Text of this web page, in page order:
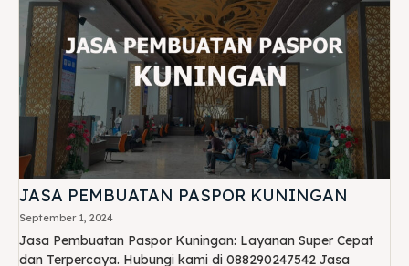
JASA PEMBUATAN PASPOR KUNINGAN
September 1, 2024
Jasa Pembuatan Paspor Kuningan: Layanan Super Cepat
dan Terpercaya. Hubungi kami di 088290247542 Jasa